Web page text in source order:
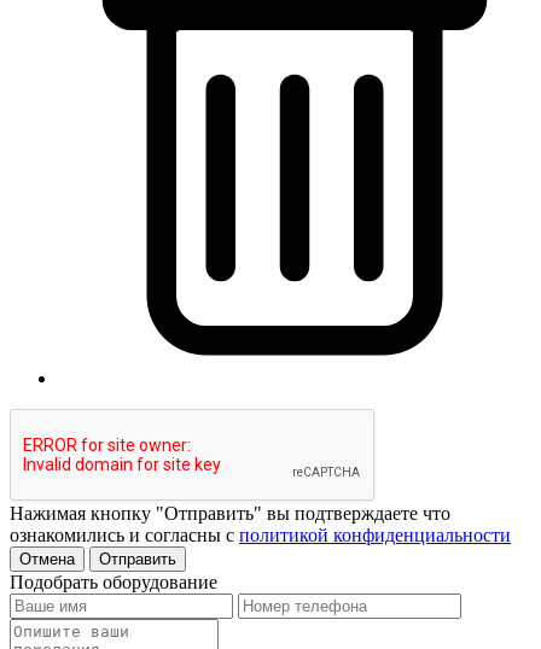
Нажимая кнопку "Отправить" вы подтверждаете что
ознакомились и согласны с политикой конфиденциальности
Отмена Отправить
Подобрать оборудование